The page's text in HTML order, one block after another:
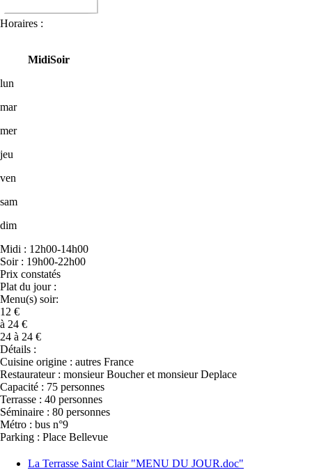
Horaires :
MidiSoir
lun
mar
mer
jeu
ven
sam
dim
Midi : 12h00-14h00
Soir : 19h00-22h00
Prix constatés
Plat du jour :
Menu(s) soir:
12 €
à 24 €
24 à 24 €
Détails :
Cuisine origine : autres France
Restaurateur : monsieur Boucher et monsieur Deplace
Capacité : 75 personnes
Terrasse : 40 personnes
Séminaire : 80 personnes
Métro : bus n°9
Parking : Place Bellevue
La Terrasse Saint Clair "MENU DU JOUR.doc"